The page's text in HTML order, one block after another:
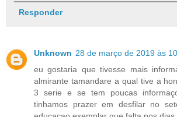
Responder
Unknown 28 de março de 2019 às
eu gostaria que tivesse mais
almirante tamandare a qual tive a
3 serie e se tem poucas
tinhamos prazer em desfilar no